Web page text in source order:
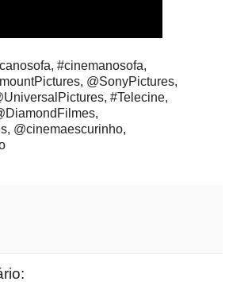
#cinemanosofa,
@SonyPictures,
#Telecine,
@cinemaescurinho,